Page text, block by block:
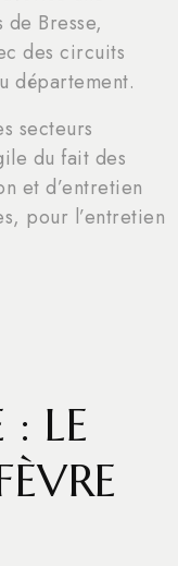
Bresse,
des circuits
département.
secteurs
du fait des
et d’entretien
pour l’entretien
LE